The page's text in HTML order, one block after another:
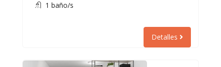
1 baño/s
Detalles